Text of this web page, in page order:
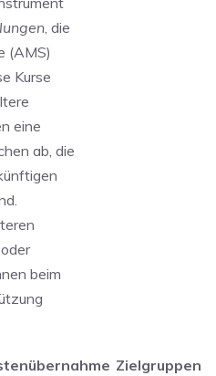
,‍ die
⁤(AMS)
Kurse⁤
eine
ab, die
beim
Zielgruppen